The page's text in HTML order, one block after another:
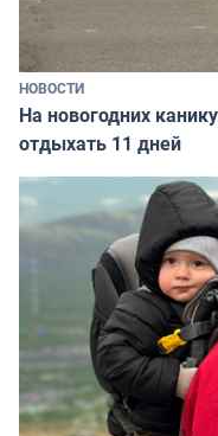
НОВОСТИ
На новогодних
отдыхать 11 дней